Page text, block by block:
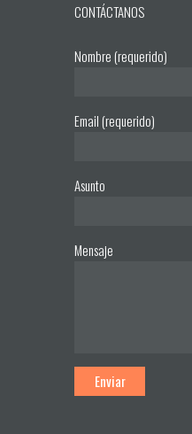
CONTÁCTANOS
Nombre (requerido)
Email (requerido)
Asunto
Mensaje